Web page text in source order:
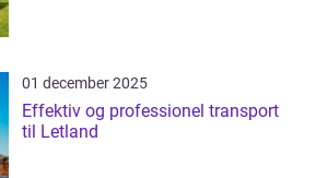
01 december 2025
Effektiv og professionel transport
til Letland